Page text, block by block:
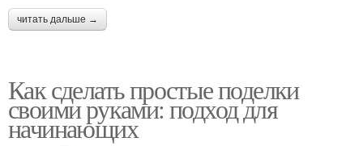
читать дальше →
Как сделать простые поделки
своими руками: подход для
начинающих